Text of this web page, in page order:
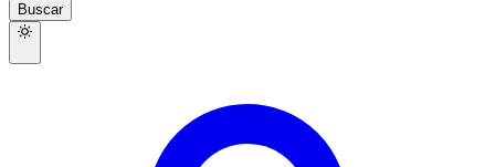
Buscar